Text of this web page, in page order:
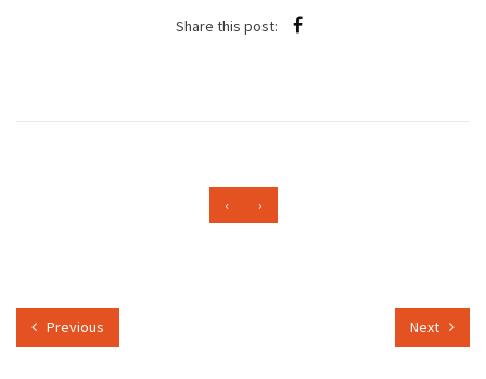
Share this post:
‹ ›
Previous Next